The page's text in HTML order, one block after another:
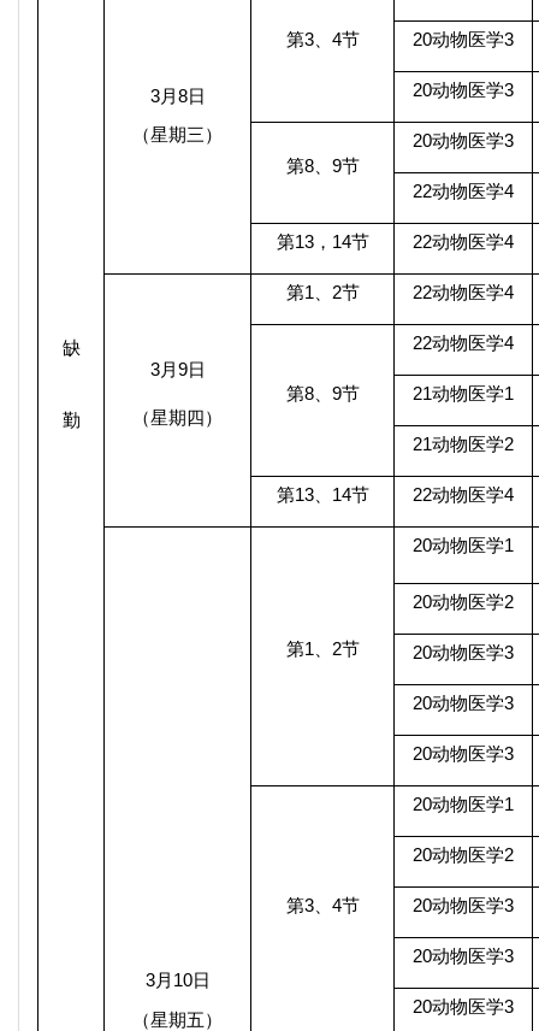
缺
勤
3月8日
（星期三）
第3、 4节 20动物医学3
20动物医学3
第8、 9节
20动物医学3
22动物医学4
第13， 14节 22动物医学4
3月9日
（星期四）
第1 2节 22动物医学4
第8、 9节
22动物医学4
21动物医学1
21动物医学2
第13、 14节 22动物医学4
3月 10日
（星期五）
第1 2节
20动物医学1
20动物医学2
20动物医学3
20动物医学3
20动物医学3
第3、 4节
20动物医学1
20动物医学2
20动物医学3
20动物医学3
20动物医学3